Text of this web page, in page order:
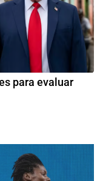
para evaluar